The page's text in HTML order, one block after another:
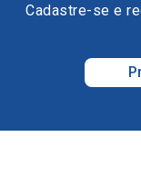
Cadastre-se e